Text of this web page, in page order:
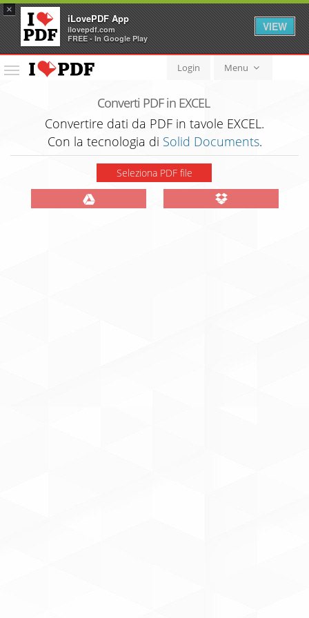
×
iLovePDF App
ilovepdf.com
FREE - In Google Play
VIEW
Login Menu
Menu
Converti PDF in EXCEL
Convertire dati da PDF in tavole EXCEL.
Con la tecnologia di Solid Documents.
Seleziona PDF file